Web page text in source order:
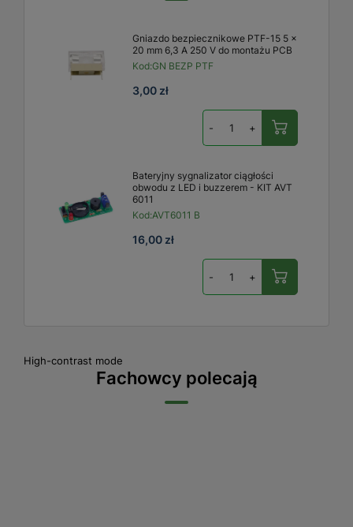
Gniazdo bezpiecznikowe PTF-15 5 ×
20 mm 6,3 A 250 V do montażu PCB
Kod:GN BEZP PTF
3,00 zł
- +
Bateryjny sygnalizator ciągłości
obwodu z LED i buzzerem - KIT AVT
6011
Kod:AVT6011 B
16,00 zł
- +
High-contrast mode
Fachowcy polecają